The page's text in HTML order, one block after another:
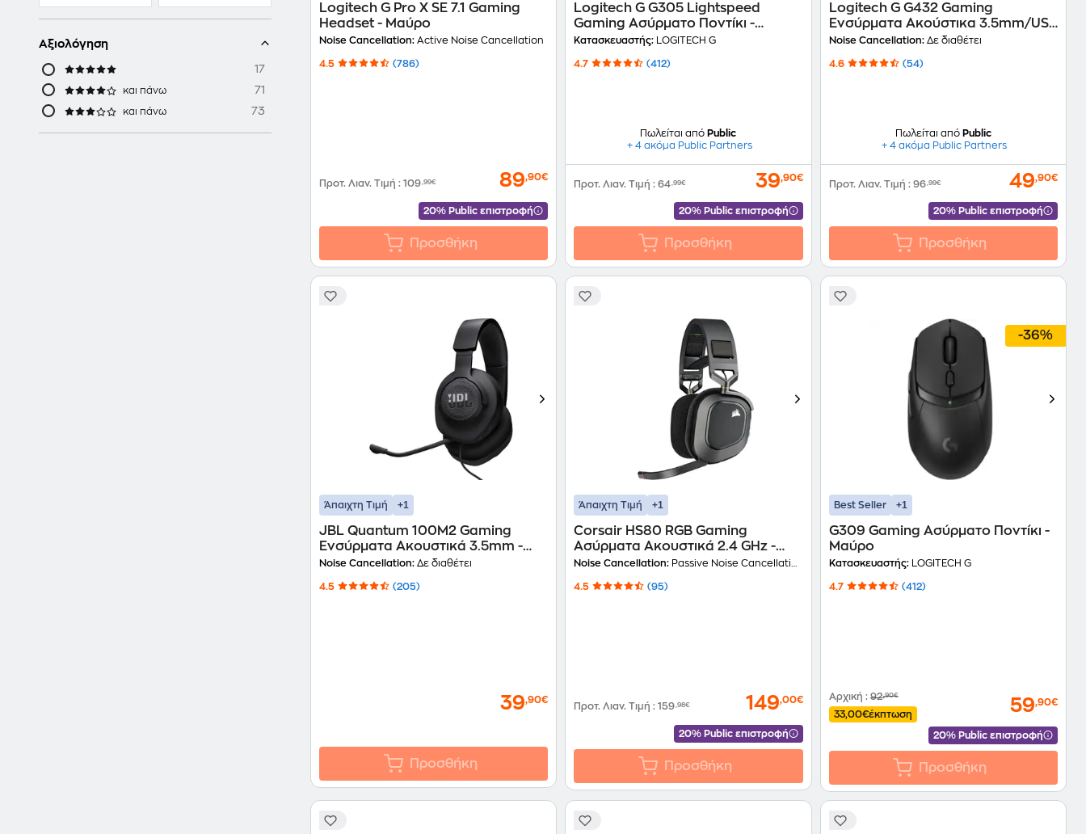
Αξιολόγηση
17
και πάνω 71
και πάνω 73
Logitech G Pro X SE 7.1 Gaming
Headset - Μαύρο
Noise Cancellation: Active Noise Cancellation
4.5 (786)
Προτ. Λιαν. Τιμή : 109,99€ 89,90€
20% Public επιστροφή
Προσθήκη
Logitech G G305 Lightspeed
Gaming Ασύρματο Ποντίκι -
Μαύρο
Κατασκευαστής: LOGITECH G
4.7 (412)
Πωλείται από Public
+ 4 ακόμα Public Partners
Προτ. Λιαν. Τιμή:64,99€ 39,90€
20% Public επιστροφή
Προσθήκη
Logitech G G432 Gaming
Ενσύρματα Ακούστικα 3.5mm/USB
- Μαύρα/Μπλε
Noise Cancellation:Δε διαθέτει
4.6 (54)
Πωλείται από Public
+ 4 ακόμα Public Partners
Προτ. Λιαν. Τιμή : 96,99€ 49,90€
20% Public επιστροφή
Προσθήκη
Άπαιχτη Τιμή +1
JBL Quantum 100M2 Gaming
Ενσύρματα Ακουστικά 3.5mm -
Μαύρο
Noise Cancellation: Δε διαθέτει
4.5 (205)
39,90€
Προσθήκη
Άπαιχτη Τιμή +1
Corsair HS80 RGB Gaming
Ασύρματα Ακουστικά 2.4 GHz -
Μαύρα
Noise Cancellation: Passive Noise Cancellation
4.5 (95)
Προτ. Λιαν. Τιμή:159,98€ 149,00€
20% Public επιστροφή
Προσθήκη
-36%
Best Seller +1
G309 Gaming Aσύρματο Ποντίκι -
Μαύρο
Κατασκευαστής:LOGITECH G
4.7 (412)
Αρχική :92,90€
33,00€έκπτωση 59,90€
20% Public επιστροφή
Προσθήκη